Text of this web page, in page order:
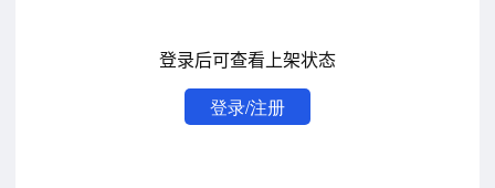
登录后可查看上架状态
登录/注册